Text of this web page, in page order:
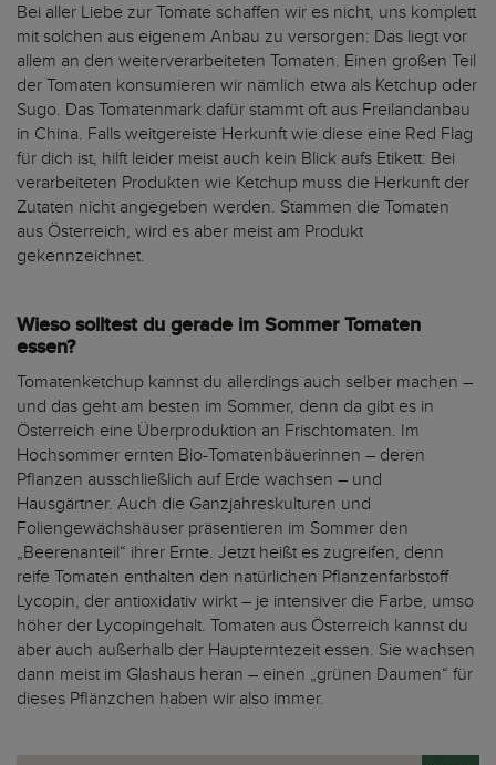
Bei aller Liebe zur Tomate schaffen wir es nicht, uns komplett
mit solchen aus eigenem Anbau zu versorgen: Das liegt vor
allem an den weiterverarbeiteten Tomaten. Einen großen Teil
der Tomaten konsumieren wir nämlich etwa als Ketchup oder
Sugo. Das Tomatenmark dafür stammt oft aus Freilandanbau
in China. Falls weitgereiste Herkunft wie diese eine Red Flag
für dich ist, hilft leider meist auch kein Blick aufs Etikett: Bei
verarbeiteten Produkten wie Ketchup muss die Herkunft der
Zutaten nicht angegeben werden. Stammen die Tomaten
aus Österreich, wird es aber meist am Produkt
gekennzeichnet.
Wieso solltest du gerade im Sommer Tomaten
essen?
Tomatenketchup kannst du allerdings auch selber machen –
und das geht am besten im Sommer, denn da gibt es in
Österreich eine Überproduktion an Frischtomaten. Im
Hochsommer ernten Bio-Tomatenbäuerinnen – deren
Pflanzen ausschließlich auf Erde wachsen – und
Hausgärtner. Auch die Ganzjahreskulturen und
Foliengewächshäuser präsentieren im Sommer den
„Beerenanteil“ ihrer Ernte. Jetzt heißt es zugreifen, denn
reife Tomaten enthalten den natürlichen Pflanzenfarbstoff
Lycopin, der antioxidativ wirkt – je intensiver die Farbe, umso
höher der Lycopingehalt. Tomaten aus Österreich kannst du
aber auch außerhalb der Haupterntezeit essen. Sie wachsen
dann meist im Glashaus heran – einen „grünen Daumen“ für
dieses Pflänzchen haben wir also immer.